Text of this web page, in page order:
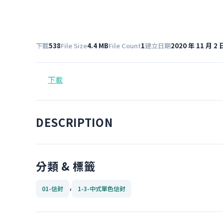
下載538File Size4.4 MBFile Count1建立日期2020 年 11 月 2
下載
DESCRIPTION
分類 & 標籤
01-信封 , 1-3-中式單色信封